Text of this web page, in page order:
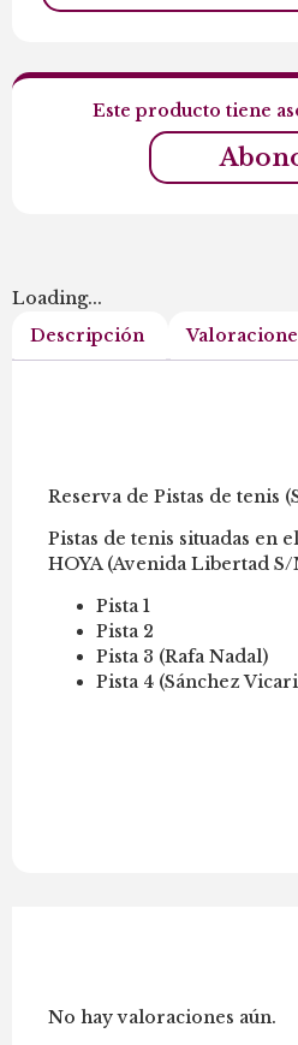
Este producto tiene
Loading...
Descripción
Reserva de Pistas de tenis
Pistas de tenis situadas en
HOYA (Avenida Libertad S/
Pista 1
Pista 2
Pista 3 (Rafa Nadal)
Pista 4 (Sánchez
No hay valoraciones aún.